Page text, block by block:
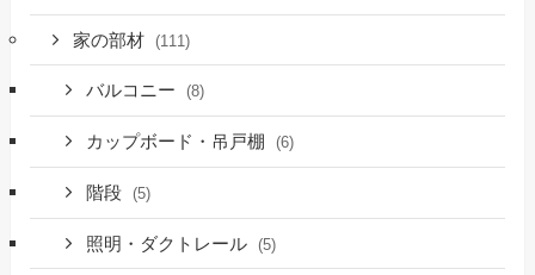
家の部材 (111)
バルコニー (8)
カップボード・吊戸棚 (6)
階段 (5)
照明・ダクトレール (5)